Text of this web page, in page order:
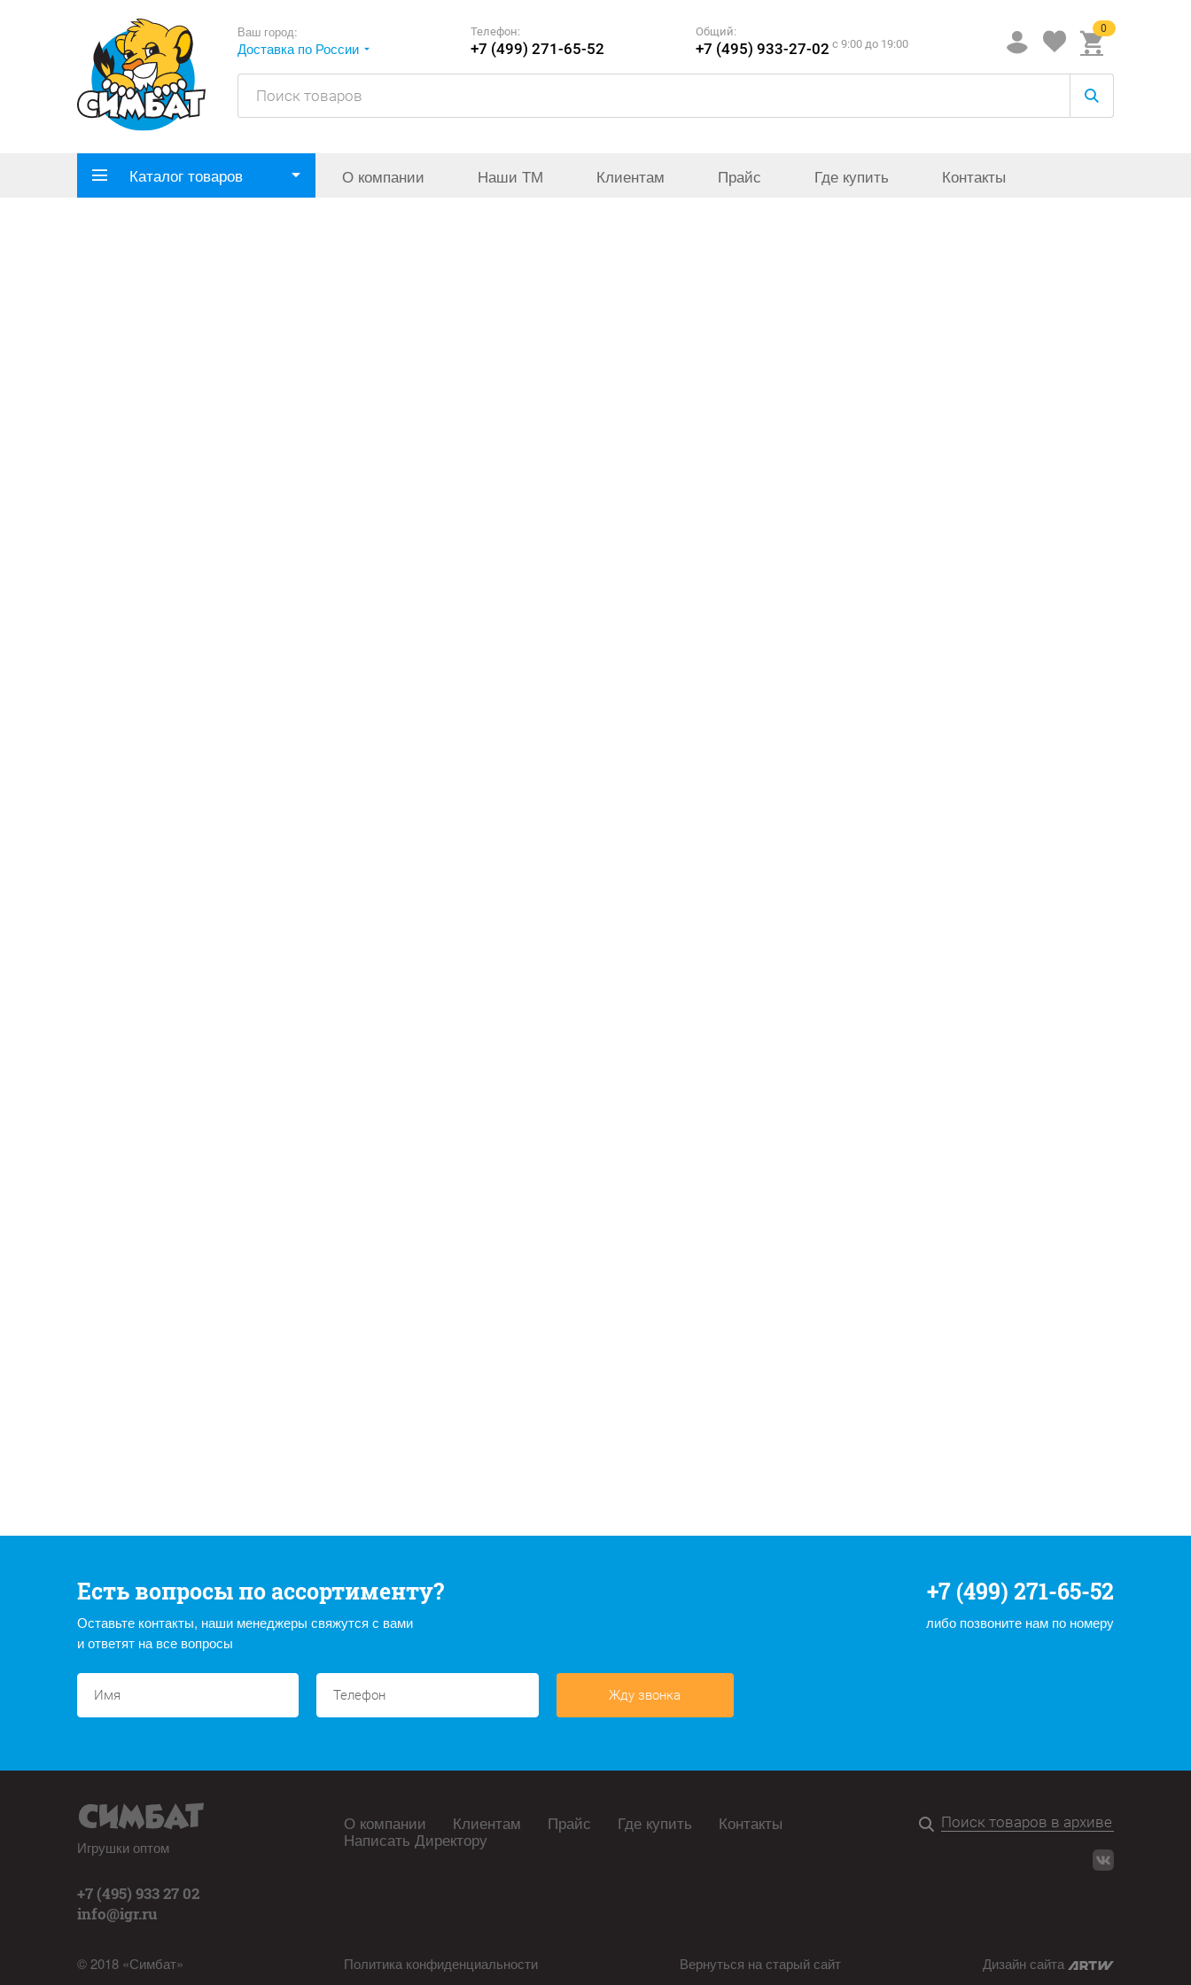
Ваш город:
Доставка по России
Телефон:
+7 (499) 271-65-52
Общий:
+7 (495) 933-27-02 c 9:00 до 19:00
0
Каталог товаров О компании Наши ТМ Клиентам Прайс Где купить Контакты
Есть вопросы по ассортименту?
Оставьте контакты, наши менеджеры свяжутся с вами
и ответят на все вопросы
+7 (499) 271-65-52
либо позвоните нам по номеру
Жду звонка
Игрушки оптом
+7 (495) 933 27 02
info@igr.ru
© 2018 «Симбат»
О компании Клиентам Прайс Где купить Контакты
Написать Директору
Политика конфиденциальности Вернуться на старый сайт Дизайн сайта